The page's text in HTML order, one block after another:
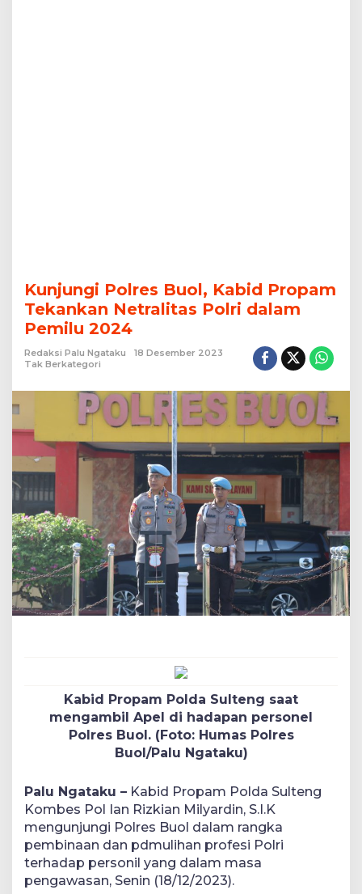
Kunjungi Polres Buol, Kabid Propam
Tekankan Netralitas Polri dalam
Pemilu 2024
Redaksi Palu Ngataku
18 Desember 2023
Tak Berkategori
Kabid Propam Polda Sulteng saat
mengambil Apel di hadapan personel
Polres Buol. (Foto: Humas Polres
Buol/Palu Ngataku)
Palu Ngataku – Kabid Propam Polda Sulteng
Kombes Pol Ian Rizkian Milyardin, S.I.K
mengunjungi Polres Buol dalam rangka
pembinaan dan pdmulihan profesi Polri
terhadap personil yang dalam masa
pengawasan, Senin (18/12/2023).